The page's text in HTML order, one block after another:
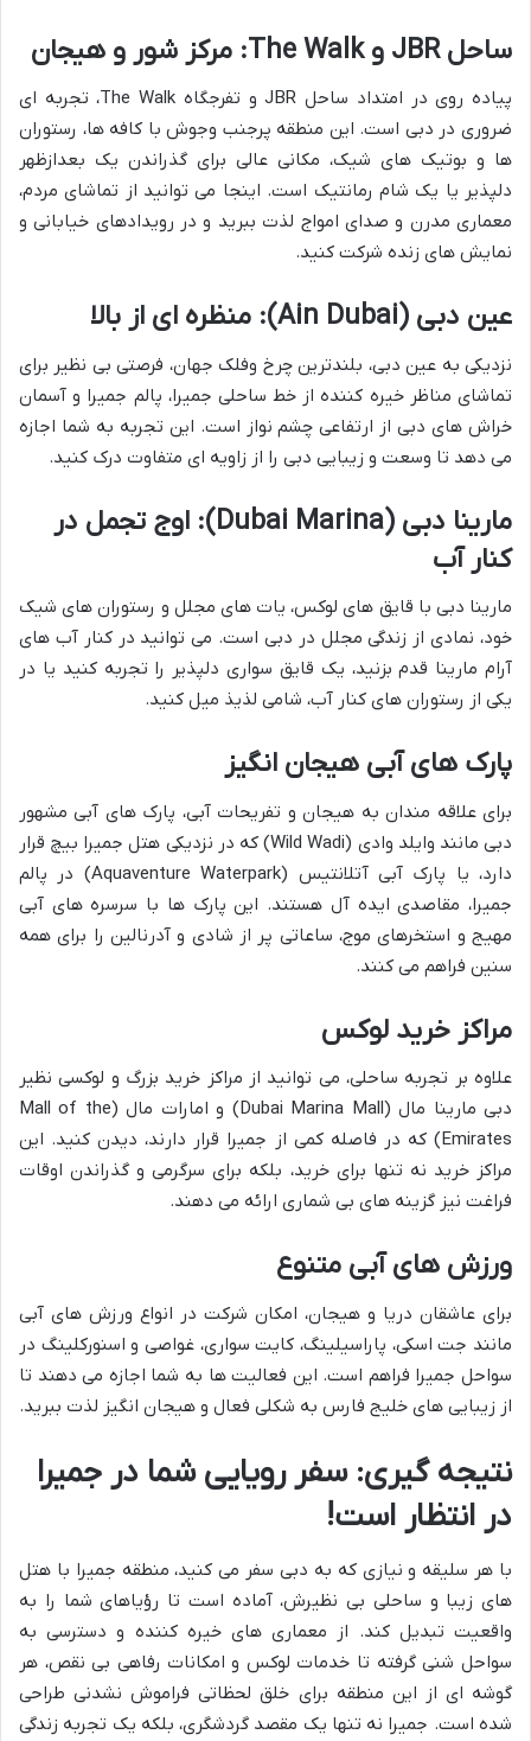
ساحل JBR و The Walk: مرکز شور و هیجان
پیاده روی در امتداد ساحل JBR و تفرجگاه The Walk، تجربه ای
ضروری در دبی است. این منطقه پرجنب وجوش با کافه ها، رستوران
ها و بوتیک های شیک، مکانی عالی برای گذراندن یک بعدازظهر
دلپذیر یا یک شام رمانتیک است. اینجا می توانید از تماشای مردم،
معماری مدرن و صدای امواج لذت ببرید و در رویدادهای خیابانی و
نمایش های زنده شرکت کنید.
عین دبی (Ain Dubai): منظره ای از بالا
نزدیکی به عین دبی، بلندترین چرخ وفلک جهان، فرصتی بی نظیر برای
تماشای مناظر خیره کننده از خط ساحلی جمیرا، پالم جمیرا و آسمان
خراش های دبی از ارتفاعی چشم نواز است. این تجربه به شما اجازه
می دهد تا وسعت و زیبایی دبی را از زاویه ای متفاوت درک کنید.
مارینا دبی (Dubai Marina): اوج تجمل در
کنار آب
مارینا دبی با قایق های لوکس، یات های مجلل و رستوران های شیک
خود، نمادی از زندگی مجلل در دبی است. می توانید در کنار آب های
آرام مارینا قدم بزنید، یک قایق سواری دلپذیر را تجربه کنید یا در
یکی از رستوران های کنار آب، شامی لذیذ میل کنید.
پارک های آبی هیجان انگیز
برای علاقه مندان به هیجان و تفریحات آبی، پارک های آبی مشهور
دبی مانند وایلد وادی (Wild Wadi) که در نزدیکی هتل جمیرا بیچ قرار
دارد، یا پارک آبی آتلانتیس (Aquaventure Waterpark) در پالم
جمیرا، مقاصدی ایده آل هستند. این پارک ها با سرسره های آبی
مهیج و استخرهای موج، ساعاتی پر از شادی و آدرنالین را برای همه
سنین فراهم می کنند.
مراکز خرید لوکس
علاوه بر تجربه ساحلی، می توانید از مراکز خرید بزرگ و لوکسی نظیر
دبی مارینا مال (Dubai Marina Mall) و امارات مال (Mall of the
Emirates) که در فاصله کمی از جمیرا قرار دارند، دیدن کنید. این
مراکز خرید نه تنها برای خرید، بلکه برای سرگرمی و گذراندن اوقات
فراغت نیز گزینه های بی شماری ارائه می دهند.
ورزش های آبی متنوع
برای عاشقان دریا و هیجان، امکان شرکت در انواع ورزش های آبی
مانند جت اسکی، پاراسیلینگ، کایت سواری، غواصی و اسنورکلینگ در
سواحل جمیرا فراهم است. این فعالیت ها به شما اجازه می دهند تا
از زیبایی های خلیج فارس به شکلی فعال و هیجان انگیز لذت ببرید.
نتیجه گیری: سفر رویایی شما در جمیرا
در انتظار است!
با هر سلیقه و نیازی که به دبی سفر می کنید، منطقه جمیرا با هتل
های زیبا و ساحلی بی نظیرش، آماده است تا رؤیاهای شما را به
واقعیت تبدیل کند. از معماری های خیره کننده و دسترسی به
سواحل شنی گرفته تا خدمات لوکس و امکانات رفاهی بی نقص، هر
گوشه ای از این منطقه برای خلق لحظاتی فراموش نشدنی طراحی
شده است. جمیرا نه تنها یک مقصد گردشگری، بلکه یک تجربه زندگی